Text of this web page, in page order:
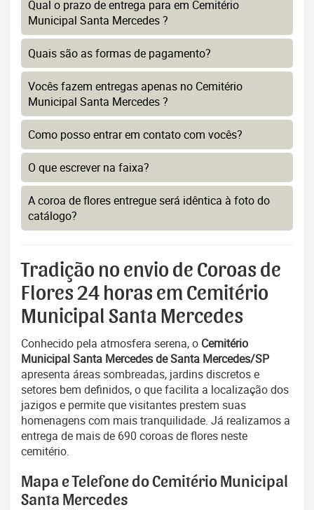
Qual o prazo de entrega para em Cemitério
Municipal Santa Mercedes ?
Quais são as formas de pagamento?
Vocês fazem entregas apenas no Cemitério
Municipal Santa Mercedes ?
Como posso entrar em contato com vocês?
O que escrever na faixa?
A coroa de flores entregue será idêntica à foto do
catálogo?
Tradição no envio de Coroas de
Flores 24 horas em Cemitério
Municipal Santa Mercedes
Conhecido pela atmosfera serena, o Cemitério
Municipal Santa Mercedes de Santa Mercedes/SP
apresenta áreas sombreadas, jardins discretos e
setores bem definidos, o que facilita a localização dos
jazigos e permite que visitantes prestem suas
homenagens com mais tranquilidade. Já realizamos a
entrega de mais de 690 coroas de flores neste
cemitério.
Mapa e Telefone do Cemitério Municipal
Santa Mercedes